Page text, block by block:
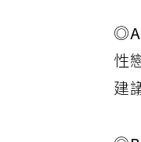
◎A
性
建